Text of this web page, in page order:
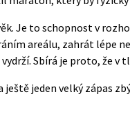
Je to schopnost v
areálu, zahrát lépe
Sbírá je proto, že v
ještě jeden velký zápas